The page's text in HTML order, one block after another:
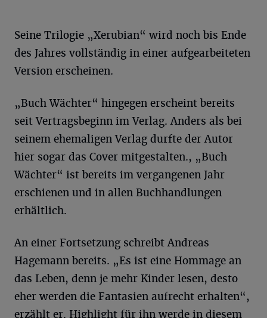
Seine Trilogie „Xerubian“ wird noch bis Ende
des Jahres vollständig in einer aufgearbeiteten
Version erscheinen.
„Buch Wächter“ hingegen erscheint bereits
seit Vertragsbeginn im Verlag. Anders als bei
seinem ehemaligen Verlag durfte der Autor
hier sogar das Cover mitgestalten., „Buch
Wächter“ ist bereits im vergangenen Jahr
erschienen und in allen Buchhandlungen
erhältlich.
An einer Fortsetzung schreibt Andreas
Hagemann bereits. „Es ist eine Hommage an
das Leben, denn je mehr Kinder lesen, desto
eher werden die Fantasien aufrecht erhalten“,
erzählt er. Highlight für ihn werde in diesem